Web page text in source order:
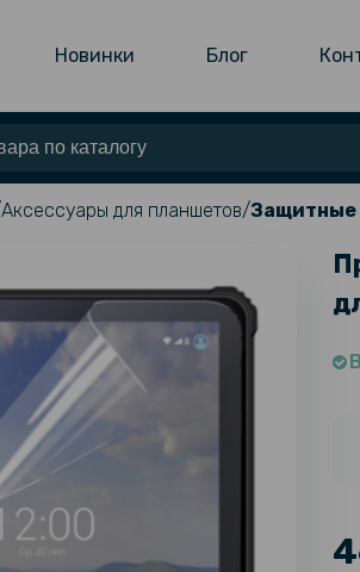
Новинки Блог
Аксессуары для планшетов Защитные